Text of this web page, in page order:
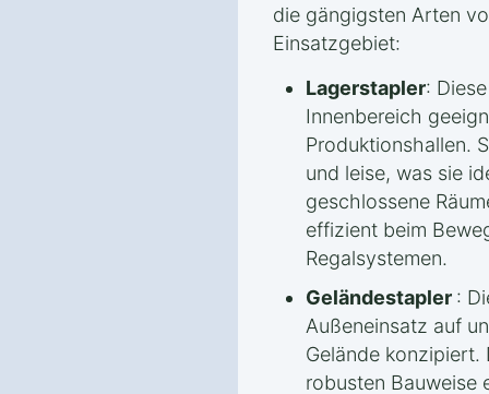
die gängigsten Arten
Einsatzgebiet:
Lagerstapler:
Innenbereich
Produktionshallen.
und leise, was sie
geschlossene
effizient beim
Regalsystemen.
Geländestapler :
Außeneinsatz auf
Gelände konzipiert.
robusten Bauweise